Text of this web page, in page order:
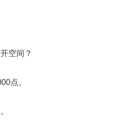
空间？
点。